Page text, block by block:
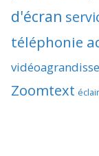
d'écran
téléphonie
Zoomtext